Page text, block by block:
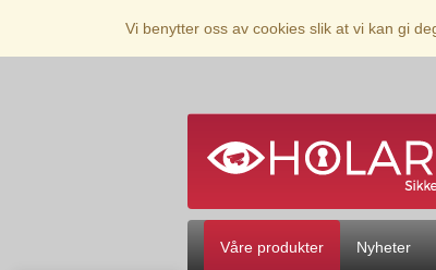
Vi benytter oss av cookies slik at vi kan gi
Våre produkter Nyheter